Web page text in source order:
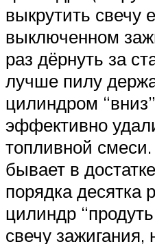
выкрутить свечу
выключенном
раз дёрнуть за
лучше пилу
цилиндром
эффективно
топливной
бывает в
порядка десятка
цилиндр
свечу зажигания,